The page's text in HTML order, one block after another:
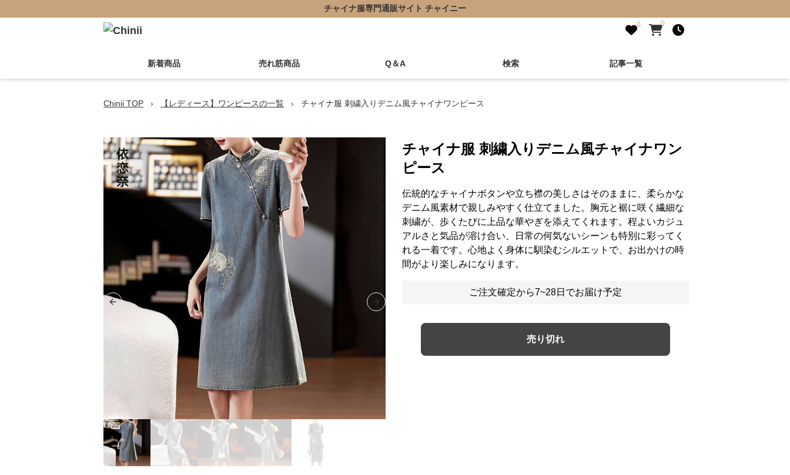
チャイナ服専門通販サイト チャイニー
0 0
新着商品 売れ筋商品 Q＆A 検索 記事一覧
Chinii TOP › 【レディース】ワンピースの一覧 › チャイナ服 刺繍入りデニム風チャイナワンピース
Previous slide Next slide
チャイナ服 刺繍入りデニム風チャイナワン
ピース
伝統的なチャイナボタンや立ち襟の美しさはそのままに、柔らかな
デニム風素材で親しみやすく仕立てました。胸元と裾に咲く繊細な
刺繍が、歩くたびに上品な華やぎを添えてくれます。程よいカジュ
アルさと気品が溶け合い、日常の何気ないシーンも特別に彩ってく
れる一着です。心地よく身体に馴染むシルエットで、お出かけの時
間がより楽しみになります。
ご注文確定から7~28日でお届け予定
売り切れ